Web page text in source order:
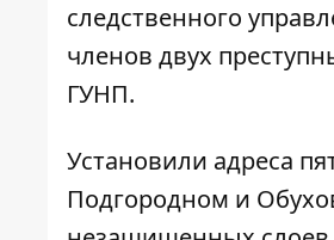
следственного
членов двух
ГУНП.
Установили адреса
Подгородном и